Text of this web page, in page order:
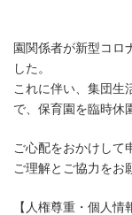
園関係者が新型コロ
した。
これに伴い、集団生
で、保育園を臨時休
ご心配をおかけして
ご理解とご協力をお
【人権尊重・個人情